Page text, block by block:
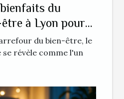
du
à Lyon pour
du bien-être, le
révèle comme l'un